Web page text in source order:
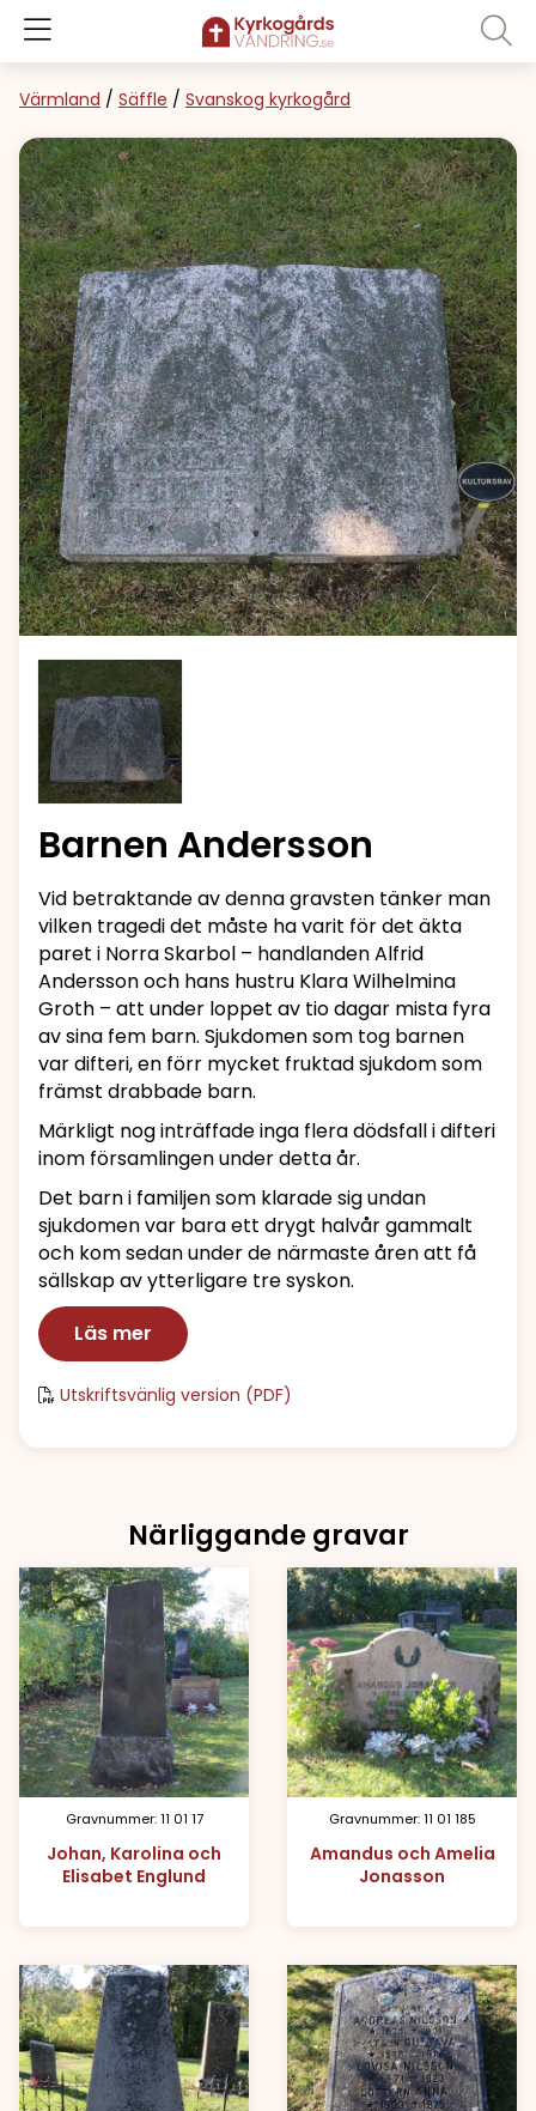
Värmland / Säffle / Svanskog kyrkogård
Barnen Andersson
Vid betraktande av denna gravsten tänker man
vilken tragedi det måste ha varit för det äkta
paret i Norra Skarbol – handlanden Alfrid
Andersson och hans hustru Klara Wilhelmina
Groth – att under loppet av tio dagar mista fyra
av sina fem barn. Sjukdomen som tog barnen
var difteri, en förr mycket fruktad sjukdom som
främst drabbade barn.
Märkligt nog inträffade inga flera dödsfall i difteri
inom församlingen under detta år.
Det barn i familjen som klarade sig undan
sjukdomen var bara ett drygt halvår gammalt
och kom sedan under de närmaste åren att få
sällskap av ytterligare tre syskon.
Läs mer
Utskriftsvänlig version (PDF)
Närliggande gravar
Gravnummer: 11 01 17
Johan, Karolina och
Elisabet Englund
Gravnummer: 11 01 185
Amandus och Amelia
Jonasson